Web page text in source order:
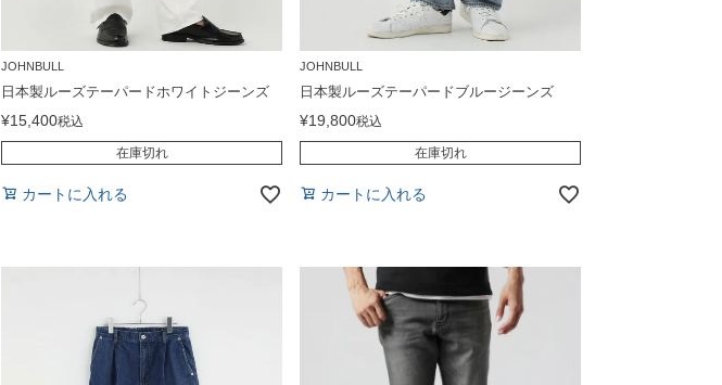
JOHNBULL
日本製ルーズテーパードホワイトジーンズ
¥15,400税込
在庫切れ
カートに入れる
JOHNBULL
日本製ルーズテーパードブルージーンズ
¥19,800税込
在庫切れ
カートに入れる